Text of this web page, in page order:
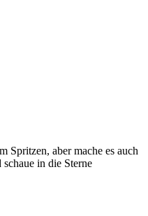
Spritzen, aber mache es auch
in die Sterne